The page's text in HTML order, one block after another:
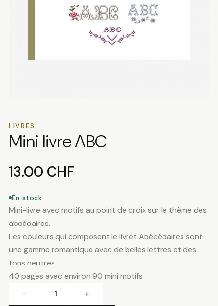
LIVRES
Mini livre ABC
13.00 CHF
En stock
Mini-livre avec motifs au point de croix sur le thème des
abcédaires.
Les couleurs qui composent le livret Abécédaires sont
une gamme romantique avec de belles lettres et des
tons neutres.
40 pages avec environ 90 mini motifs
− +